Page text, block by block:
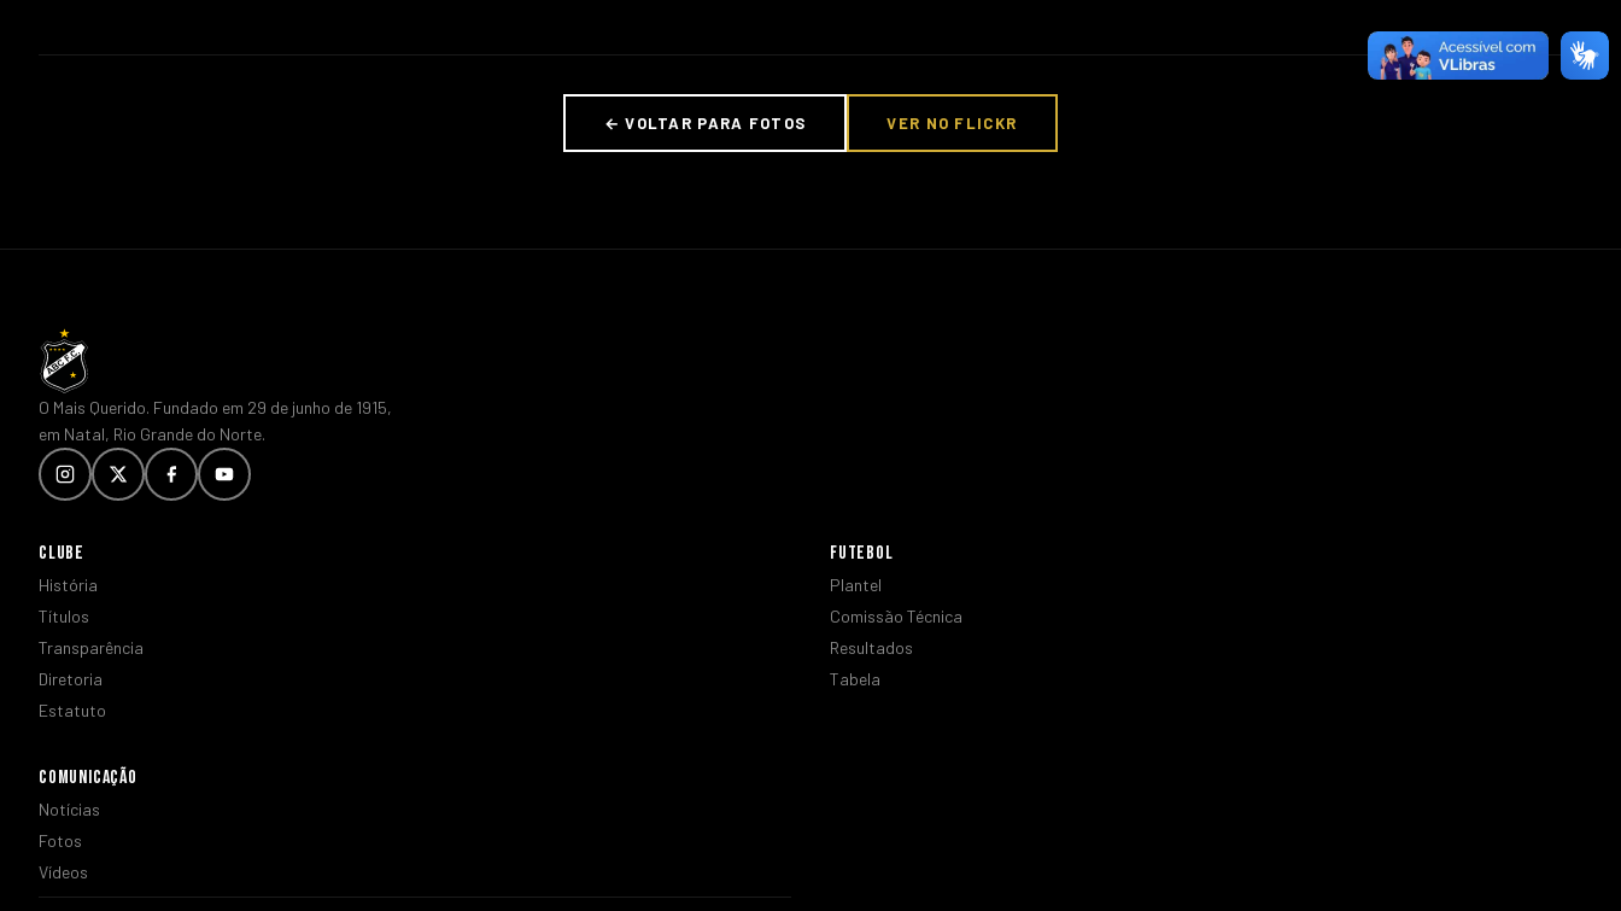
← VOLTAR PARA FOTOS VER NO FLICKR
O Mais Querido. Fundado em 29 de junho de 1915,
em Natal, Rio Grande do Norte.
CLUBE
História
Títulos
Transparência
Diretoria
Estatuto
FUTEBOL
Plantel
Comissão Técnica
Resultados
Tabela
COMUNICAÇÃO
Notícias
Fotos
Vídeos